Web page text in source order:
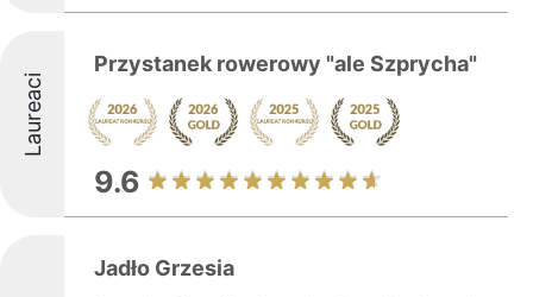
Laureaci
Przystanek rowerowy "ale Szprycha"
9.6
Jadło Grzesia